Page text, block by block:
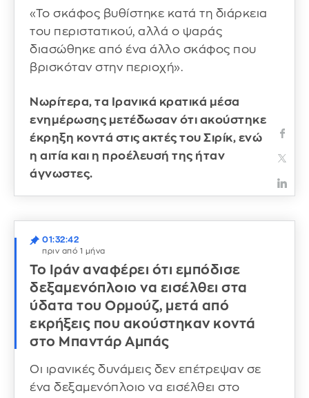
«Το σκάφος βυθίστηκε κατά τη διάρκεια
του περιστατικού, αλλά ο ψαράς
διασώθηκε από ένα άλλο σκάφος που
βρισκόταν στην περιοχή».
Νωρίτερα, τα Ιρανικά κρατικά μέσα
ενημέρωσης μετέδωσαν ότι ακούστηκε
έκρηξη κοντά στις ακτές του Σιρίκ, ενώ
η αιτία και η προέλευσή της ήταν
άγνωστες.
01:32:42
πριν από 1 μήνα
Το Ιράν αναφέρει ότι εμπόδισε
δεξαμενόπλοιο να εισέλθει στα
ύδατα του Ορμούζ, μετά από
εκρήξεις που ακούστηκαν κοντά
στο Μπαντάρ Αμπάς
Οι ιρανικές δυνάμεις δεν επέτρεψαν σε
ένα δεξαμενόπλοιο να εισέλθει στο